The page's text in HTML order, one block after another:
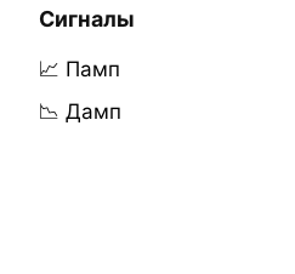
Сигналы
📈 Памп
📉 Дамп